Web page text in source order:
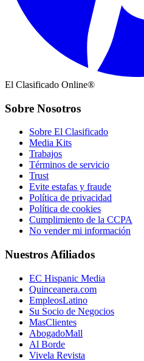
El Clasificado Online®
Sobre Nosotros
Sobre El Clasificado
Media Kits
Trabajos
Términos de servicio
Trust
Evite estafas y fraude
Política de privacidad
Política de cookies
Cumplimiento de la CCPA
No vender mi información
Nuestros Afiliados
EC Hispanic Media
Quinceanera.com
EmpleosLatino
Su Socio de Negocios
MasClientes
AbogadoMall
Al Borde
Vivela Revista